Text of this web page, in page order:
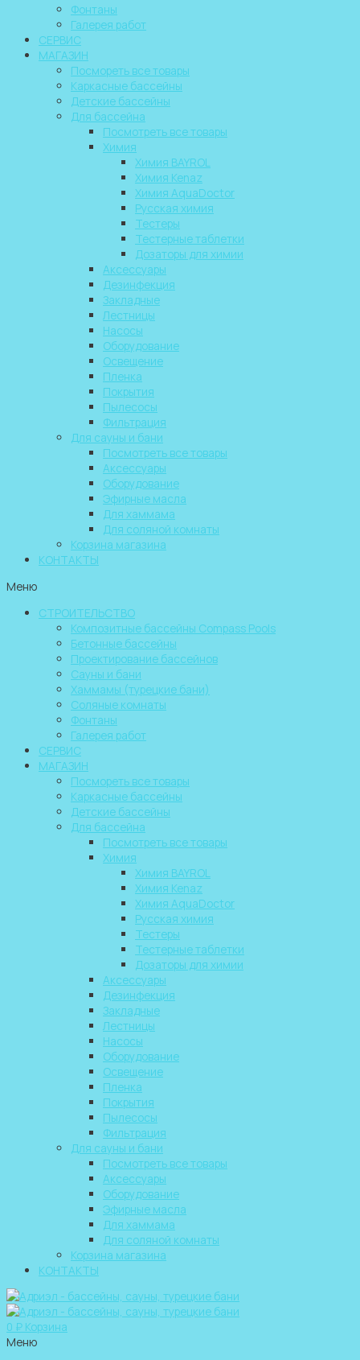
Фонтаны
Галерея работ
СЕРВИС
МАГАЗИН
Посмореть все товары
Каркасные бассейны
Детские бассейны
Для бассейна
Посмотреть все товары
Химия
Химия BAYROL
Химия Kenaz
Химия AquaDoctor
Русская химия
Тестеры
Тестерные таблетки
Дозаторы для химии
Аксессуары
Дезинфекция
Закладные
Лестницы
Насосы
Оборудование
Освещение
Пленка
Покрытия
Пылесосы
Фильтрация
Для сауны и бани
Посмотреть все товары
Аксессуары
Оборудование
Эфирные масла
Для хаммама
Для соляной комнаты
Корзина магазина
КОНТАКТЫ
Меню
СТРОИТЕЛЬСТВО
Композитные бассейны Compass Pools
Бетонные бассейны
Проектирование бассейнов
Сауны и бани
Хаммамы (турецкие бани)
Соляные комнаты
Фонтаны
Галерея работ
СЕРВИС
МАГАЗИН
Посмореть все товары
Каркасные бассейны
Детские бассейны
Для бассейна
Посмотреть все товары
Химия
Химия BAYROL
Химия Kenaz
Химия AquaDoctor
Русская химия
Тестеры
Тестерные таблетки
Дозаторы для химии
Аксессуары
Дезинфекция
Закладные
Лестницы
Насосы
Оборудование
Освещение
Пленка
Покрытия
Пылесосы
Фильтрация
Для сауны и бани
Посмотреть все товары
Аксессуары
Оборудование
Эфирные масла
Для хаммама
Для соляной комнаты
Корзина магазина
КОНТАКТЫ
0 ₽ Корзина
Меню